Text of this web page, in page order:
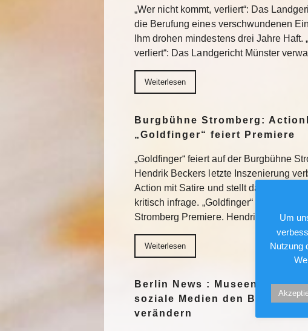
„Wer nicht kommt, verliert“: Das
die Berufung eines verschwundenen
Ihm drohen mindestens drei Jahre Haft.
verliert“: Das Landgericht Münster
Weiterlesen
Burgbühne Stromberg:
„Goldfinger“ feiert Premiere
„Goldfinger“ feiert auf der Burgbühne
Hendrik Beckers letzte Inszenierung
Action mit Satire und stellt das
kritisch infrage. „Goldfinger“ feiert auf
Stromberg Premiere. Hendrik Beckers…
Weiterlesen
Berlin News : Museen für den
soziale Medien den Blick auf
verändern
Um
Nutzung